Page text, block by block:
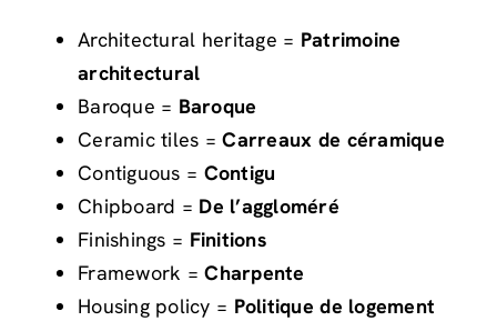
Architectural heritage = Patrimoine
architectural
Baroque = Baroque
Ceramic tiles =Carreaux de céramique
Contiguous = Contigu
Chipboard = De l’aggloméré
Finishings = Finitions
Framework =Charpente
Housing policy = Politique de logement